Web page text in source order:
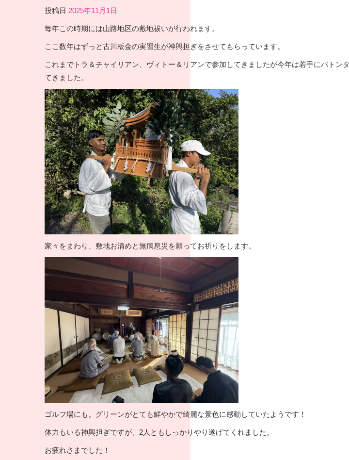
投稿日 2025年11月1日
毎年この時期には山路地区の敷地祓いが行われます。
ここ数年はずっと古川板金の実習生が神輿担ぎをさせてもらっています。
これまでトラ＆チャイリアン、ヴィトー＆リアンで参加してきましたが今年は若手にバトン
てきました。
家々をまわり、敷地お清めと無病息災を願ってお祈りをします。
ゴルフ場にも。グリーンがとても鮮やかで綺麗な景色に感動していたようです！
体力もいる神輿担ぎですが、2人ともしっかりやり遂げてくれました。
お疲れさまでした！